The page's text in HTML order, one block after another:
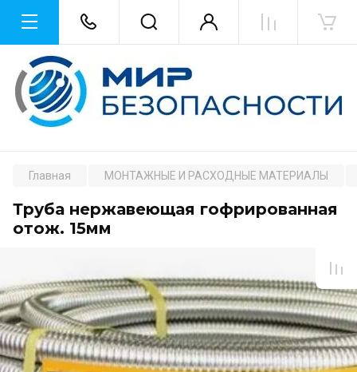
Главная МОНТАЖНЫЕ И РАСХОДНЫЕ МАТЕРИАЛЫ
Труба нержавеющая гофрированная
отож. 15мм